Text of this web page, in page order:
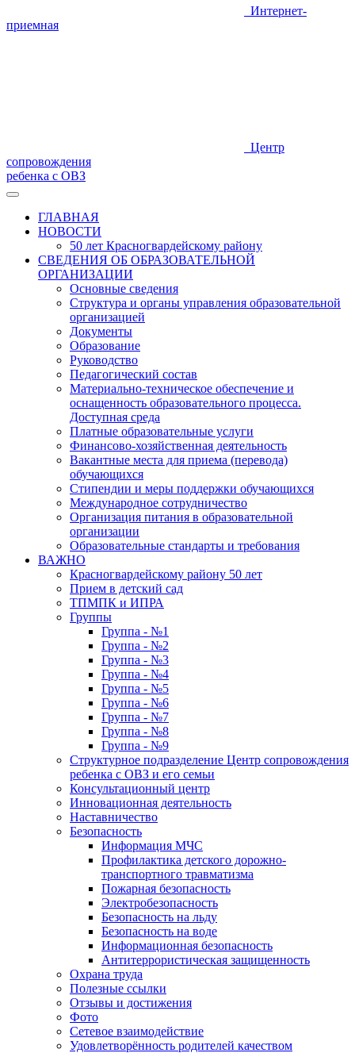
Интернет-
приемная
Центр
сопровождения
ребенка с ОВЗ
ГЛАВНАЯ
НОВОСТИ
50 лет Красногвардейскому району
СВЕДЕНИЯ ОБ ОБРАЗОВАТЕЛЬНОЙ
ОРГАНИЗАЦИИ
Основные сведения
Структура и органы управления образовательной
организацией
Документы
Образование
Руководство
Педагогический состав
Материально-техническое обеспечение и
оснащенность образовательного процесса.
Доступная среда
Платные образовательные услуги
Финансово-хозяйственная деятельность
Вакантные места для приема (перевода)
обучающихся
Стипендии и меры поддержки обучающихся
Международное сотрудничество
Организация питания в образовательной
организации
Образовательные стандарты и требования
ВАЖНО
Красногвардейскому району 50 лет
Прием в детский сад
ТПМПК и ИПРА
Группы
Группа - №1
Группа - №2
Группа - №3
Группа - №4
Группа - №5
Группа - №6
Группа - №7
Группа - №8
Группа - №9
Структурное подразделение Центр сопровождения
ребенка с ОВЗ и его семьи
Консультационный центр
Инновационная деятельность
Наставничество
Безопасность
Информация МЧС
Профилактика детского дорожно-
транспортного травматизма
Пожарная безопасность
Электробезопасность
Безопасность на льду
Безопасность на воде
Информационная безопасность
Антитеррористическая защищенность
Охрана труда
Полезные ссылки
Отзывы и достижения
Фото
Сетевое взаимодействие
Удовлетворённость родителей качеством